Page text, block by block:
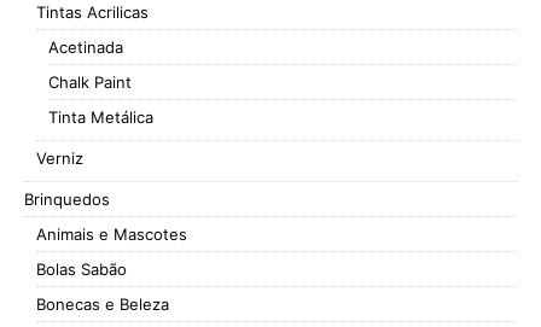
Tintas Acrilicas
Acetinada
Chalk Paint
Tinta Metálica
Verniz
Brinquedos
Animais e Mascotes
Bolas Sabão
Bonecas e Beleza